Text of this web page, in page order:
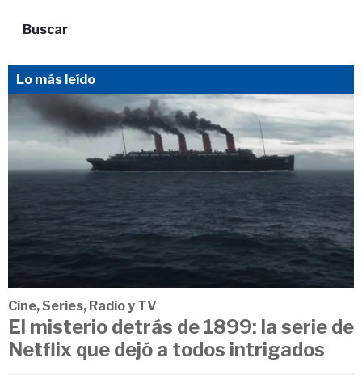
Buscar
Lo más leído
Cine, Series, Radio y TV
El misterio detrás de 1899: la serie de
Netflix que dejó a todos intrigados